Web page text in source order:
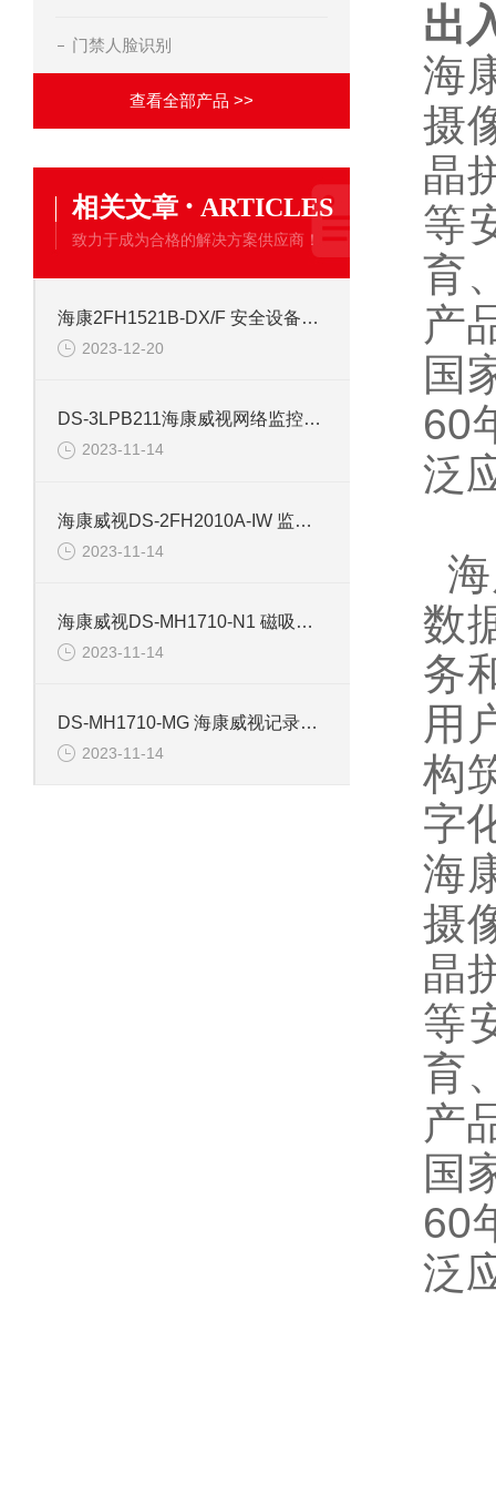
门禁人脸识别
查看全部产品 >>
相关文章 · ARTICLES
致力于成为合格的解决方案供应商！
海康2FH1521B-DX/F 安全设备配件安防
2023-12-20
DS-3LPB211海康威视网络监控安防配件
2023-11-14
海康威视DS-2FH2010A-IW 监控摄像机配件
2023-11-14
海康威视DS-MH1710-N1 磁吸背夹记录仪配件
2023-11-14
DS-MH1710-MG 海康威视记录仪磁吸背夹配件
2023-11-14
出
海
摄
晶
等
育
产
国
60
泛
数
务
用
构
字
海
摄
晶
等
育
产
国
60
泛